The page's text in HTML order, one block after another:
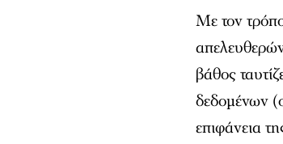
Με τον
βάθος
δεδομένων
επιφάνεια